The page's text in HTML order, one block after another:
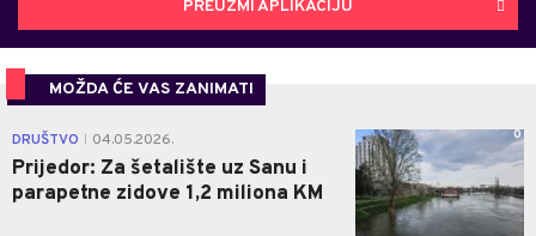
PREUZMI APLIKACIJU
MOŽDA ĆE VAS ZANIMATI
DRUŠTVO 04.05.2026.
Prijedor: Za šetalište uz Sanu i
parapetne zidove 1,2 miliona KM
0